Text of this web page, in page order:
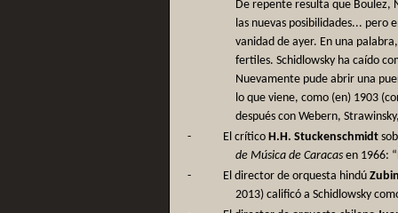
De repente resulta que Boulez,
las nuevas posibilidades... pero
vanidad de ayer. En una
fertiles. Schidlowsky ha caído
Nuevamente pude abrir una
lo que viene, como (en) 1903
después con Webern,
-
El crítico H.H. Stuckenschmidt
de Música de Caracas en 1966:
-
El director de orquesta hindú
2013) calificó a Schidlowsky